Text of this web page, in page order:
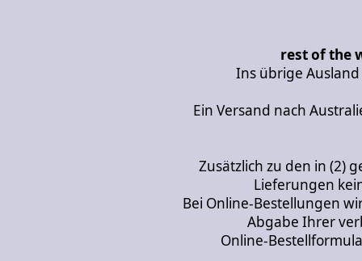
rest of the
Ins übrige
Ein Versand nach
Zusätzlich zu den in (2)
Lieferungen
Bei Online-Bestellungen
Abgabe Ihrer
Online-